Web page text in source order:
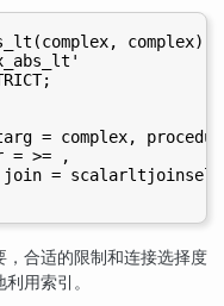
complex)
= complex,
= >= ,
= scalarltjoinsel
合适的限制和连接选择度
用索引。